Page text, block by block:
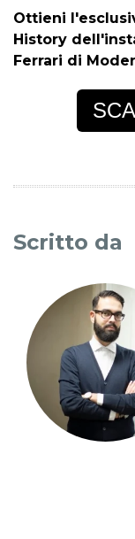
Ottieni
History
Ferrari di
Scritto da